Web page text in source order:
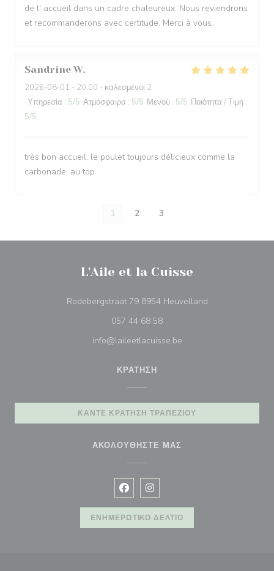
de l' accueil dans un cadre chaleureux. Nous reviendrons
et recommanderons avec certitude. Merci à vous.
Sandrine W
2026-08-01 - 20:00 - καλεσμένοι 2
Υπηρεσία : 5/5 Ατμόσφαιρα : 5/5 Μενού : 5/5 Ποιότητα / Τιμή :
5/5
très bon accueil, le poulet toujours délicieux comme la
carbonade, au top
1 2 3
L'Aile et la Cuisse
Rodebergstraat 79 8954 Heuvelland((ανοίγει σε νέο
057 44 68 58
info@laileetlacuisse.be
ΚΡΆΤΗΣΗ
ΚΆΝΤΕ ΚΡΆΤΗΣΗ ΤΡΑΠΕΖΙΟΎ
ΑΚΟΛΟΥΘΉΣΤΕ ΜΑΣ
Facebook ((ανοίγει σε νέο
Instagram ((ανοίγει σε νέο
ΕΝΗΜΕΡΩΤΙΚΌ ΔΕΛΤΊΟ